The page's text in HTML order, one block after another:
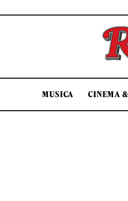
MUSICA CINEMA